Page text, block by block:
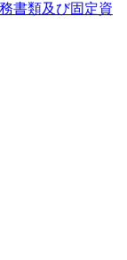
書類及び固定資